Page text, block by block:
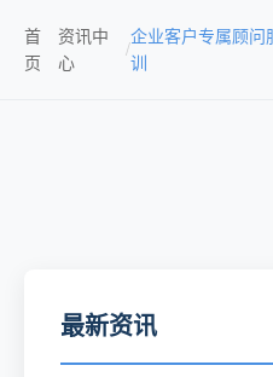
首
页
资讯中
心
/
企业客户专属顾问
训
最新资讯